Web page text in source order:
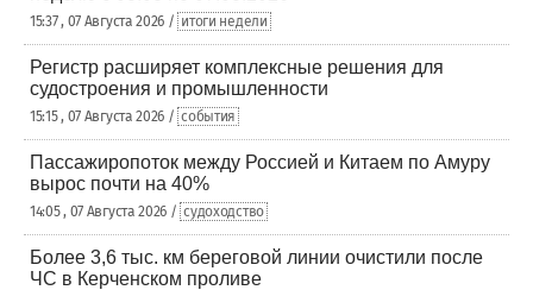
15:37 , 07 Августа 2026 / итоги недели
Регистр расширяет комплексные решения для
судостроения и промышленности
15:15 , 07 Августа 2026 / события
Пассажиропоток между Россией и Китаем по Амуру
вырос почти на 40%
14:05 , 07 Августа 2026 / судоходство
Более 3,6 тыс. км береговой линии очистили после
ЧС в Керченском проливе